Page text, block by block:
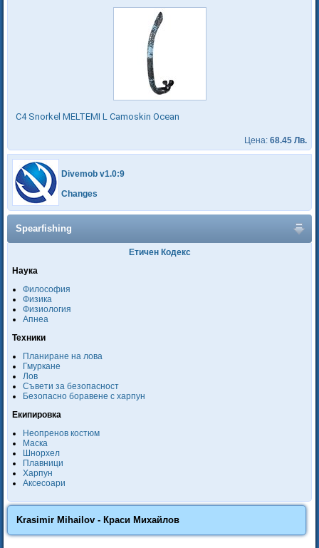
C4 Snorkel MELTEMI L Camoskin Ocean
Цена: 68.45 Лв.
Divemob v1.0:9
Changes
Spearfishing
Етичен Кодекс
Наука
Философия
Физика
Физиология
Апнеа
Техники
Планиране на лова
Гмуркане
Лов
Съвети за безопасност
Безопасно боравене с харпун
Екипировка
Неопренов костюм
Маска
Шнорхел
Плавници
Харпун
Аксесоари
Krasimir Mihailov - Краси Михайлов